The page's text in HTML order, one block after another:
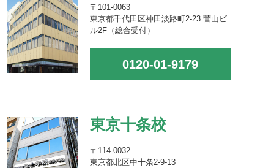
〒101-0063
東京都千代田区神田淡路町2-23 菅山ビ
ル2F（総合受付）
0120-01-9179
東京十条校
〒114-0032
東京都北区中十条2-9-13